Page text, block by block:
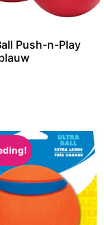
Push-n-Play